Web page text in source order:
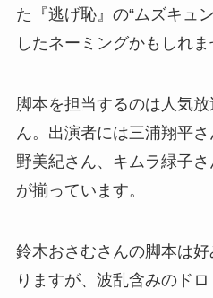
た『逃げ恥』の“ムズキュ
したネーミングかもしれま
脚本を担当するのは人気
ん。出演者には三浦翔平
野美紀さん、キムラ緑子
が揃っています。
鈴木おさむさんの脚本は
りますが、波乱含みのド